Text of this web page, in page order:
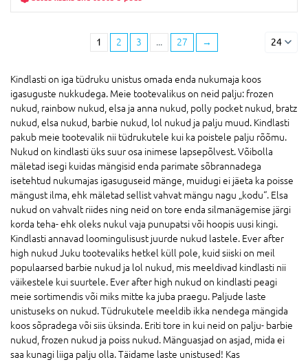
1 2 3 ... 27 → 24
Kindlasti on iga tüdruku unistus omada enda nukumaja koos
igasuguste nukkudega. Meie tootevalikus on neid palju: frozen
nukud, rainbow nukud, elsa ja anna nukud, polly pocket nukud, bratz
nukud, elsa nukud, barbie nukud, lol nukud ja palju muud. Kindlasti
pakub meie tootevalik nii tüdrukutele kui ka poistele palju rõõmu.
Nukud on kindlasti üks suur osa inimese lapsepõlvest. Võibolla
mäletad isegi kuidas mängisid enda parimate sõbrannadega
isetehtud nukumajas igasuguseid mänge, muidugi ei jäeta ka poisse
mängust ilma, ehk mäletad sellist vahvat mängu nagu „kodu“. Elsa
nukud on vahvalt riides ning neid on tore enda silmanägemise järgi
korda teha- ehk oleks nukul vaja punupatsi või hoopis uusi kingi.
Kindlasti annavad loomingulisust juurde nukud lastele. Ever after
high nukud Juku tootevaliks hetkel küll pole, kuid siiski on meil
populaarsed barbie nukud ja lol nukud, mis meeldivad kindlasti nii
väikestele kui suurtele. Ever after high nukud on kindlasti peagi
meie sortimendis või miks mitte ka juba praegu. Paljude laste
unistuseks on nukud. Tüdrukutele meeldib ikka nendega mängida
koos sõpradega või siis üksinda. Eriti tore in kui neid on palju- barbie
nukud, frozen nukud ja poiss nukud. Mänguasjad on asjad, mida ei
saa kunagi liiga palju olla. Täidame laste unistused! Kas